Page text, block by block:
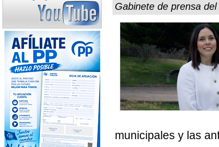
Gabinete de prensa
municipales y las